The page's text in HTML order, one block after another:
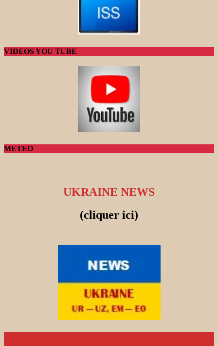
VIDEOS YOU TUBE
METEO
UKRAINE NEWS
(cliquer ici)